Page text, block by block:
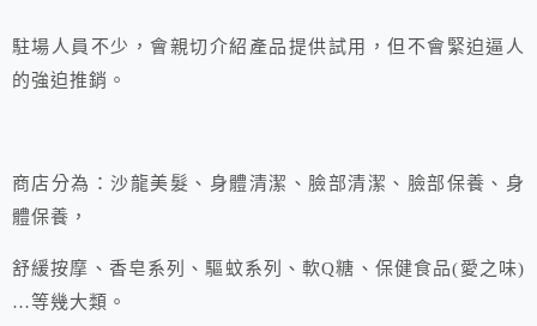
駐場人員不少，會親切介紹產品提供試用，但不會緊迫逼人
的強迫推銷。
商店分為：沙龍美髮、身體清潔、臉部清潔、臉部保養、身
體保養，
舒緩按摩、香皂系列、驅蚊系列、軟Q糖、保健食品(愛之味)
…等幾大類。